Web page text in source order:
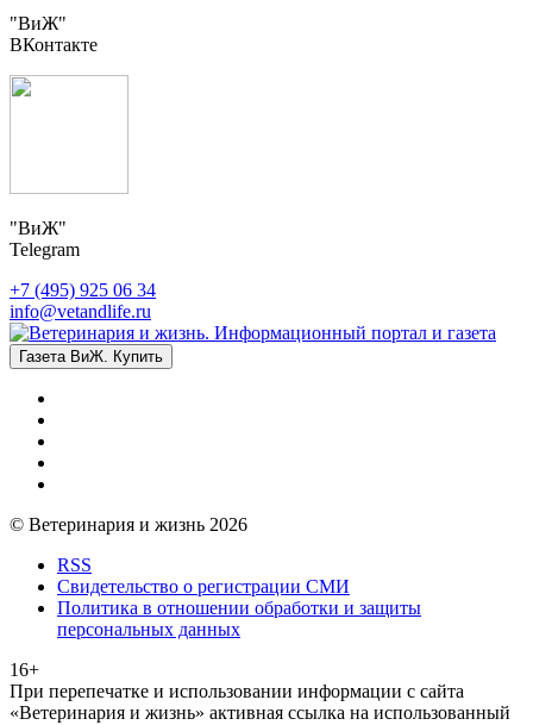
"ВиЖ"
ВКонтакте
"ВиЖ"
Telegram
+7 (495) 925 06 34
info@vetandlife.ru
Газета ВиЖ. Купить
© Ветеринария и жизнь 2026
RSS
Свидетельство о регистрации СМИ
Политика в отношении обработки и защиты
персональных данных
16+
При перепечатке и использовании информации с сайта
«Ветеринария и жизнь» активная ссылка на использованный